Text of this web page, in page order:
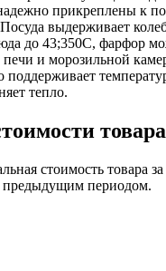
прикреплены к
выдерживает
до 43;350C, фарфор
и морозильной
поддерживает
тепло.
товара
стоимость товара
предыдущим периодом.